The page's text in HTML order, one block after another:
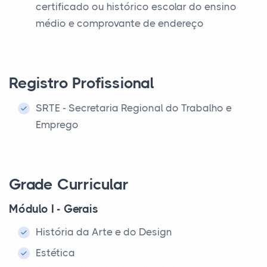
certificado ou histórico escolar do ensino
médio e comprovante de endereço
Registro Profissional
SRTE - Secretaria Regional do Trabalho e
Emprego
Grade Curricular
Módulo I - Gerais
História da Arte e do Design
Estética